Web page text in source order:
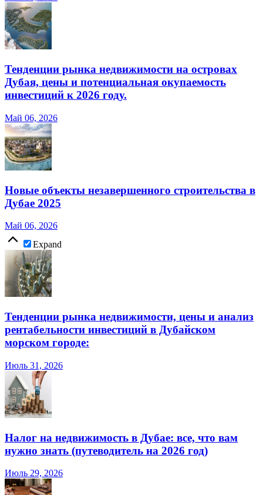
Тенденции рынка недвижимости на островах
Дубая, цены и потенциальная окупаемость
инвестиций к 2026 году.
Май 06, 2026
Новые объекты незавершенного строительства в
Дубае 2025
Май 06, 2026
Expand
Тенденции рынка недвижимости, цены и анализ
рентабельности инвестиций в Дубайском
морском городе:
Июль 31, 2026
Налог на недвижимость в Дубае: все, что вам
нужно знать (путеводитель на 2026 год)
Июль 29, 2026